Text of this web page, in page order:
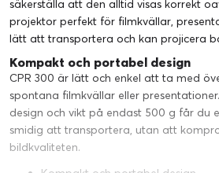
säkerställa att den alltid visas korrekt
projektor perfekt för filmkvällar,
lätt att transportera och kan projicera
Kompakt och portabel design
CPR 300 är lätt och enkel att ta med
spontana filmkvällar eller
design och vikt på endast 500 g får du
smidig att transportera, utan att
bildkvaliteten.